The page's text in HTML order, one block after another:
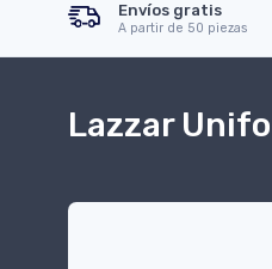
Envíos gratis
A partir de 50 piezas
Lazzar